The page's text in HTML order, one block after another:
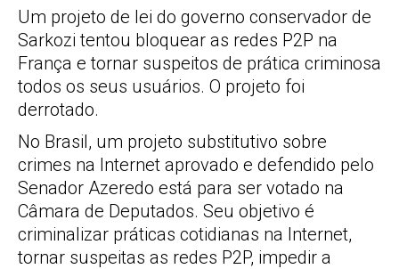
Um projeto de lei do governo conservador de
Sarkozi tentou bloquear as redes P2P na
França e tornar suspeitos de prática criminosa
todos os seus usuários. O projeto foi
derrotado.
No Brasil, um projeto substitutivo sobre
crimes na Internet aprovado e defendido pelo
Senador Azeredo está para ser votado na
Câmara de Deputados. Seu objetivo é
criminalizar práticas cotidianas na Internet,
tornar suspeitas as redes P2P, impedir a